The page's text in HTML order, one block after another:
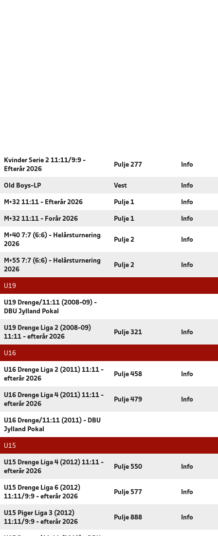
Kvinder Serie 2 11:11/9:9 -
Efterår 2026
Pulje 277 Info
Old Boys-LP Vest Info
M+32 11:11 - Efterår 2026 Pulje 1 Info
M+32 11:11 - Forår 2026 Pulje 1 Info
M+40 7:7 (6:6) - Helårsturnering
2026
Pulje 2 Info
M+55 7:7 (6:6) - Helårsturnering
2026
Pulje 2 Info
U19
U19 Drenge/11:11 (2008-09) -
DBU Jylland Pokal
U19 Drenge Liga 2 (2008-09)
11:11 - efterår 2026
Pulje 321 Info
U16
U16 Drenge Liga 2 (2011) 11:11 -
efterår 2026
Pulje 458 Info
U16 Drenge Liga 4 (2011) 11:11 -
efterår 2026
Pulje 479 Info
U16 Drenge/11:11 (2011) - DBU
Jylland Pokal
U15
U15 Drenge Liga 4 (2012) 11:11 -
efterår 2026
Pulje 550 Info
U15 Drenge Liga 6 (2012)
11:11/9:9 - efterår 2026
Pulje 577 Info
U15 Piger Liga 3 (2012)
11:11/9:9 - efterår 2026
Pulje 888 Info